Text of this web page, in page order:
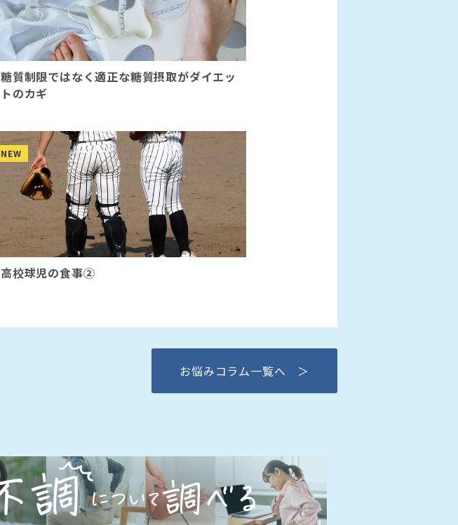
糖質制限ではなく適正な糖質摂取がダイエッ
トのカギ
NEW
高校球児の食事②
お悩みコラム一覧へ ＞